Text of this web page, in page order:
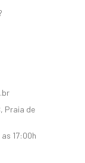
Praia de
17:00h